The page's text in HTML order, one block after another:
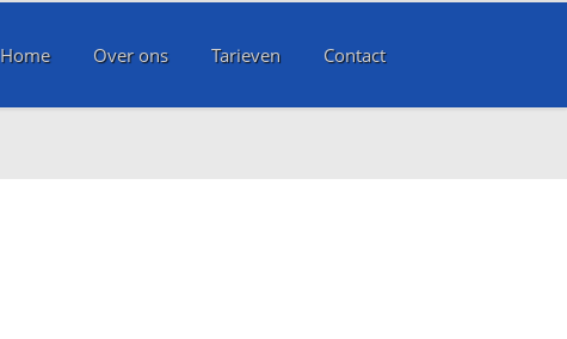
Home Over ons Tarieven Contact